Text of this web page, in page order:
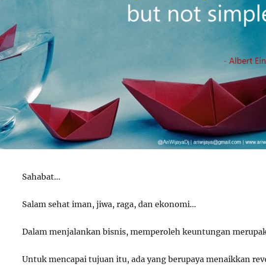
Sahabat…
Salam sehat iman, jiwa, raga, dan ekonomi…
Dalammenjalankan bisnis, memperoleh keuntungan
Untuk mencapai tujuan itu, ada yang berupaya menaikkan